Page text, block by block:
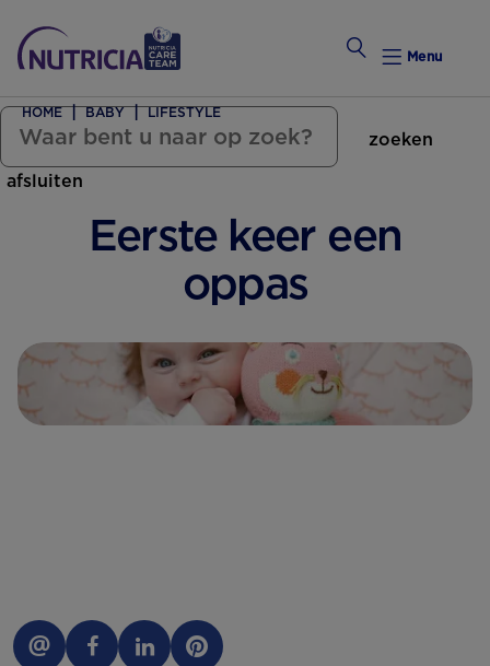
Zwanger Worden
Menu
zoeken
afsluiten
Eerste keer een
oppas
HOME BABY LIFESTYLE